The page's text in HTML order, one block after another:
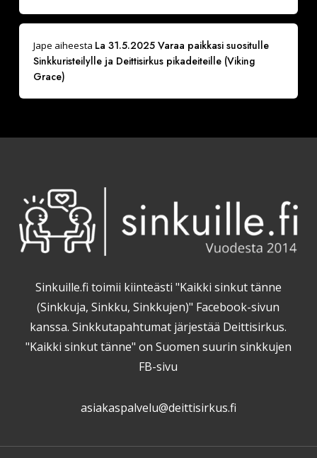
Jape aiheesta La 31.5.2025 Varaa paikkasi suositulle
Sinkkuristeilylle ja Deittisirkus pikadeiteille (Viking
Grace)
Sinkuille.fi toimii kiinteästi "Kaikki sinkut tänne
(Sinkkuja, Sinkku, Sinkkujen)" Facebook-sivun
kanssa. Sinkkutapahtumat järjestää Deittisirkus.
"Kaikki sinkut tänne" on Suomen suurin sinkkujen
FB-sivu
asiakaspalvelu@deittisirkus.fi